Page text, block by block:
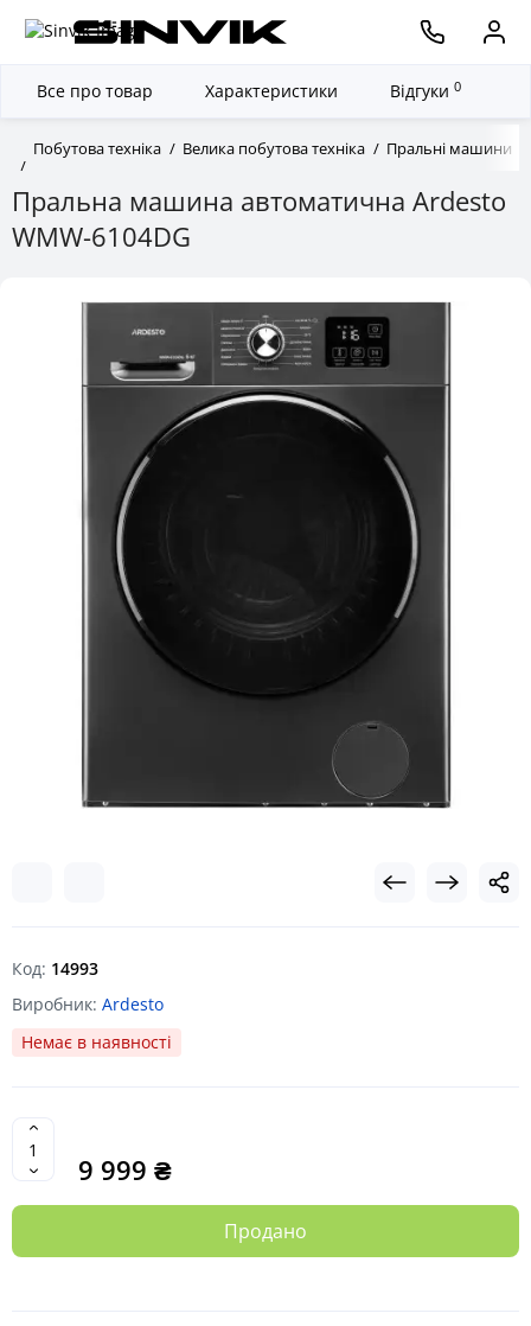
Побутова техніка Велика побутова техніка Пральні машини
Пральна машина автоматична Ardesto
WMW-6104DG
Все про товар Характеристики Відгуки 0
Код: 14993
Виробник: Ardesto
Немає в наявності
9 999 ₴
Продано